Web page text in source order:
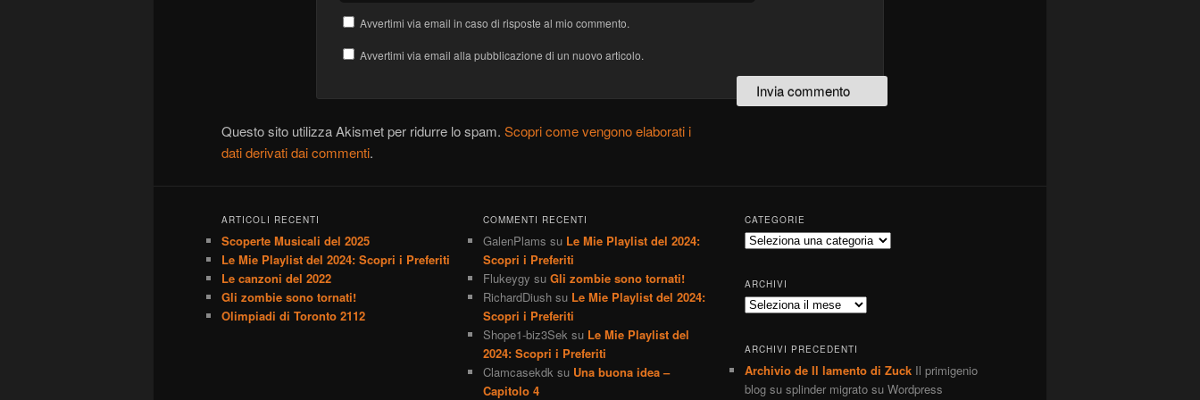
Avvertimi via email in caso di risposte al mio commento.
Avvertimi via email alla pubblicazione di un nuovo articolo.
Questo sito utilizza Akismet per ridurre lo spam. Scopri come vengono elaborati i
dati derivati dai commenti.
ARTICOLI RECENTI
Scoperte Musicali del 2025
Le Mie Playlist del 2024: Scopri i Preferiti
Le canzoni del 2022
Gli zombie sono tornati!
Olimpiadi di Toronto 2112
COMMENTI RECENTI
GalenPlams su Le Mie Playlist del 2024:
Scopri i Preferiti
Flukeygy su Gli zombie sono tornati!
RichardDiushsu Le Mie Playlist del 2024:
Scopri i Preferiti
Shope1-biz3Seksu Le Mie Playlist del
2024: Scopri i Preferiti
Clamcasekdksu Una buona idea –
Capitolo 4
CATEGORIE
Categorie
ARCHIVI
Archivi
ARCHIVI PRECEDENTI
Archivio de Il lamento di ZuckIl primigenio
blog su splinder migrato su Wordpress